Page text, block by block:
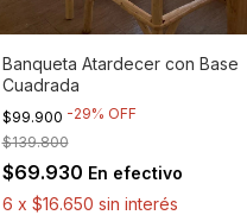
Banqueta Atardecer con Base
Cuadrada
$99.900 -29% OFF
$139.800
$69.930 En efectivo
6 x $16.650 sin interés